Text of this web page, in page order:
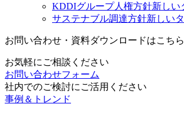
KDDIグループ人権方針新しい
サステナブル調達方針新しい
お問い合わせ・資料ダウンロードはこち
お気軽にご相談ください
お問い合わせフォーム
社内でのご検討にご活用ください
事例＆トレンド